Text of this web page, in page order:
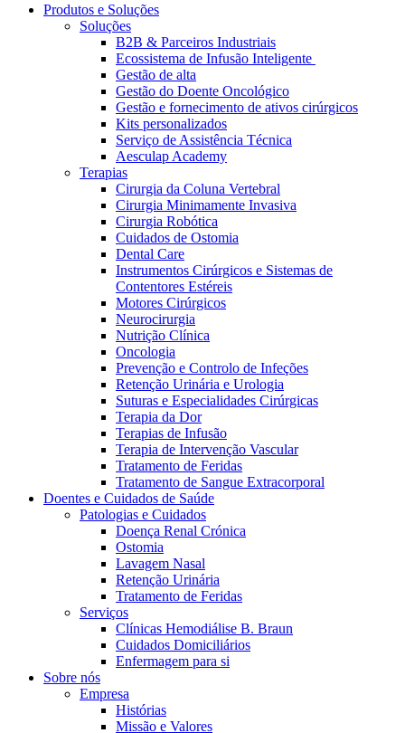
Catálogo de Produtos
Encontre o produto que procura. Visite o catálogo de produtos
da B. Braun com o nosso portfólio completo.
Centro de Inovação
Vamos impulsionar juntos a inovação na tecnologia médica.
Saiba mais sobre o nosso centro de inovação e apresente a sua
Contactos
Em diálogo com a B. Braun. Entre em contacto connosco
Produtos e Soluções
Soluções
B2B & Parceiros Industriais
Ecossistema de Infusão Inteligente
Gestão de alta
Gestão do Doente Oncológico
Gestão e fornecimento de ativos cirúrgicos
Kits personalizados
Serviço de Assistência Técnica
Aesculap Academy
Terapias
Cirurgia da Coluna Vertebral
Cirurgia Minimamente Invasiva
Cirurgia Robótica
Cuidados de Ostomia
Dental Care
Instrumentos Cirúrgicos e Sistemas de
Contentores Estéreis
Motores Cirúrgicos
Neurocirurgia
Nutrição Clínica
Oncologia
Prevenção e Controlo de Infeções
Retenção Urinária e Urologia
Suturas e Especialidades Cirúrgicas
Terapia da Dor
Terapias de Infusão
Terapia de Intervenção Vascular
Tratamento de Feridas
Tratamento de Sangue Extracorporal
Doentes e Cuidados de Saúde
Patologias e Cuidados
Doença Renal Crónica
Ostomia
Lavagem Nasal
Retenção Urinária
Tratamento de Feridas
Serviços
Clínicas Hemodiálise B. Braun
Cuidados Domiciliários
Enfermagem para si
Sobre nós
Empresa
Histórias
Missão e Valores